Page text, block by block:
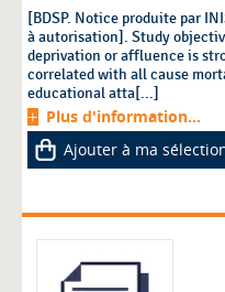
[BDSP. Notice produite par
à autorisation]. Study
deprivation or affluence is
correlated with all cause
educational atta[...]
Plus d'information...
Ajouter à ma